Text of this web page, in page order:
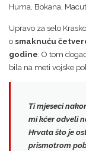
Huma, Bokana,
Upravo za selo
o smaknuću
godine . O tom
bila na meti vojske
Ti mjeseci
mi kćer odveli
Hrvata što je
prismotrom